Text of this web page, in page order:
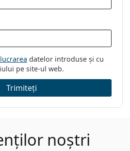
datelor introduse și cu
pe site-ul web.
Trimiteți
noștri